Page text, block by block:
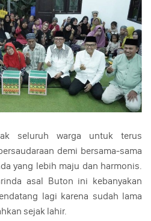
seluruh warga untuk terus
demi bersama-sama
yang lebih maju dan harmonis.
asal Buton ini kebanyakan
lagi karena sudah lama
sejak lahir.